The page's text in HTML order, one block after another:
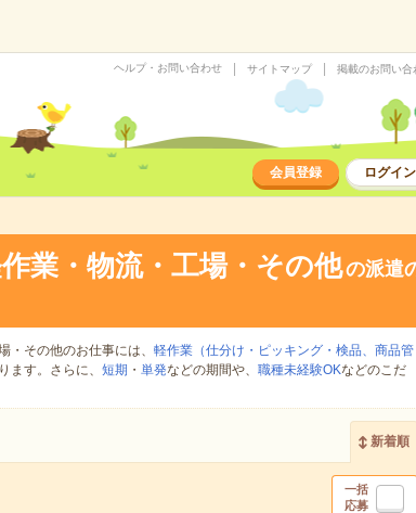
ヘルプ・お問い合わせ サイトマップ 掲載のお問い合
会員登録 ログイン
業・物流・工場・その他の派遣
その他のお仕事には、 軽作業（仕分け・ピッキング・検品、商品管
ます。さらに、 短期 ・ 単発などの期間や、 職種未経験OKなどのこだ
新着順
一括
応募